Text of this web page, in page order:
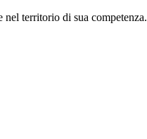
territorio di sua competenza.